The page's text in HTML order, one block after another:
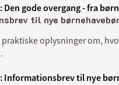
Den gode overgang - fra
til nye
praktiske oplysninger om,
Informationsbrev til nye